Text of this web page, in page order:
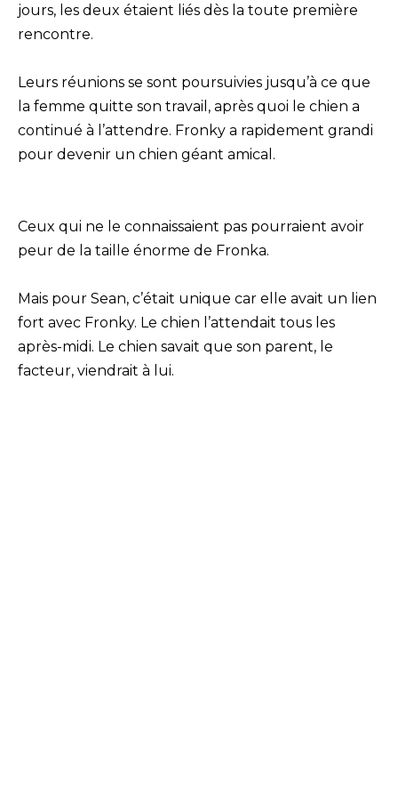
jours, les deux étaient liés dès la toute première
rencontre.
Leurs réunions se sont poursuivies jusqu’à ce que
la femme quitte son travail, après quoi le chien a
continué à l’attendre. Fronky a rapidement grandi
pour devenir un chien géant amical.
Ceux qui ne le connaissaient pas pourraient avoir
peur de la taille énorme de Fronka.
Mais pour Sean, c’était unique car elle avait un lien
fort avec Fronky. Le chien l’attendait tous les
après-midi. Le chien savait que son parent, le
facteur, viendrait à lui.